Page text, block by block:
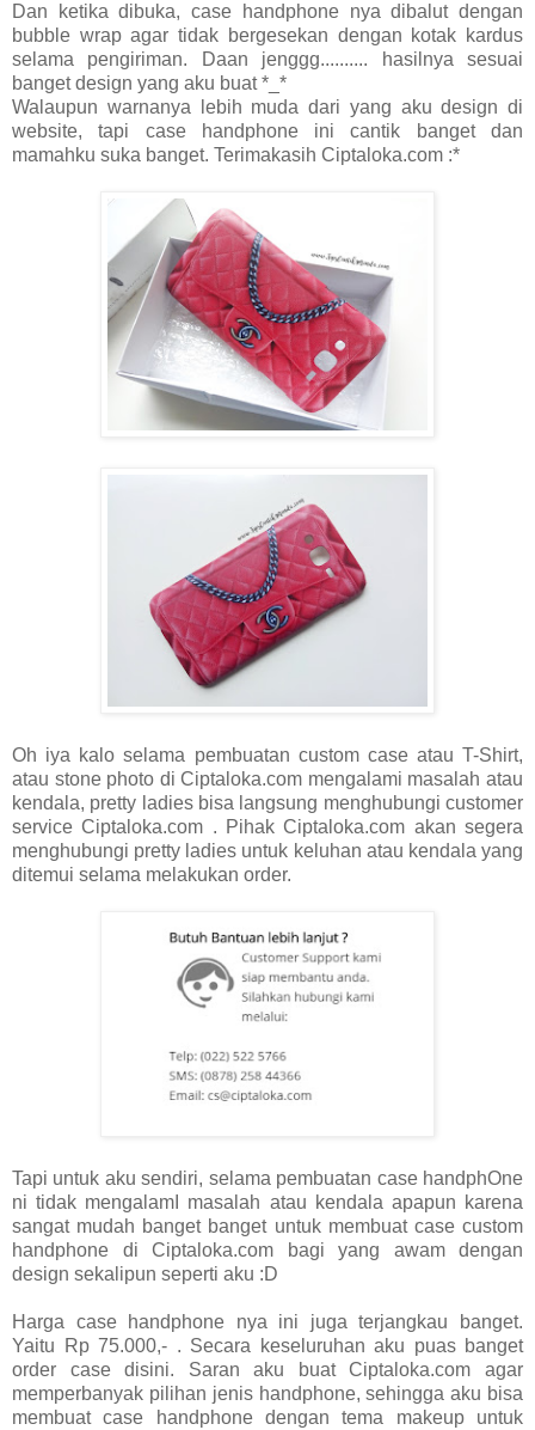
Dan ketika dibuka, case handphone nya dibalut dengan
bubble wrap agar tidak bergesekan dengan kotak kardus
selama pengiriman. Daan jenggg.......... hasilnya sesuai
banget design yang aku buat *_*
Walaupun warnanya lebih muda dari yang aku design di
website, tapi case handphone ini cantik banget dan
mamahku suka banget. Terimakasih Ciptaloka.com :*
Oh iya kalo selama pembuatan custom case atau T-Shirt,
atau stone photo di Ciptaloka.com mengalami masalah atau
kendala, pretty ladies bisa langsung menghubungi customer
service Ciptaloka.com . Pihak Ciptaloka.com akan segera
menghubungi pretty ladies untuk keluhan atau kendala yang
ditemui selama melakukan order.
Tapi untuk aku sendiri, selama pembuatan case handphOne
ni tidak mengalamI masalah atau kendala apapun karena
sangat mudah banget banget untuk membuat case custom
handphone di Ciptaloka.com bagi yang awam dengan
design sekalipun seperti aku :D
Harga case handphone nya ini juga terjangkau banget.
Yaitu Rp 75.000,- . Secara keseluruhan aku puas banget
order case disini. Saran aku buat Ciptaloka.com agar
memperbanyak pilihan jenis handphone, sehingga aku bisa
membuat case handphone dengan tema makeup untuk